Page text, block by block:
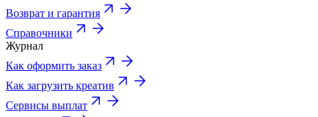
Возврат и гарантия
Справочники
Журнал
Как оформить заказ
Как загрузить креатив
Сервисы выплат